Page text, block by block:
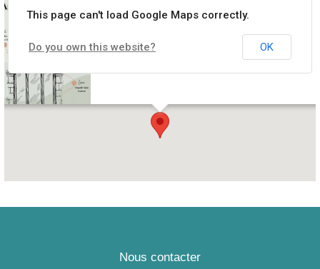
This page can't load Google Maps correctly.
Do you own this website? OK
Nous contacter